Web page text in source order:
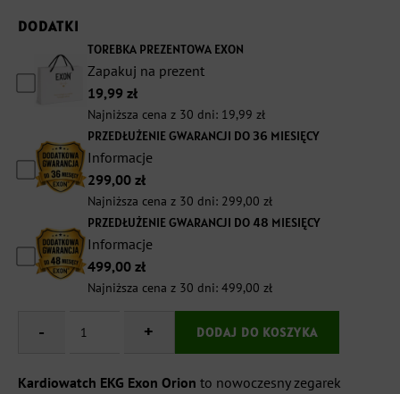
Kardiowatch EKG Exon Orion to nowoczesny zegarek
DODATKI
TOREBKA PREZENTOWA EXON
Zapakuj na prezent
19,99 zł
Najniższa cena z 30 dni: 19,99 zł
PRZEDŁUŻENIE GWARANCJI DO 36 MIESIĘCY
Informacje
299,00 zł
Najniższa cena z 30 dni: 299,00 zł
PRZEDŁUŻENIE GWARANCJI DO 48 MIESIĘCY
Informacje
499,00 zł
Najniższa cena z 30 dni: 499,00 zł
-
ilość
EXON
+ DODAJ DO KOSZYKA